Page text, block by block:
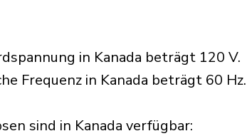
in Kanada beträgt 120 V.
Frequenz in Kanada beträgt 60 Hz.
sind in Kanada verfügbar:​